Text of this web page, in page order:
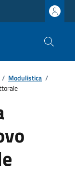
/ Modulistica /